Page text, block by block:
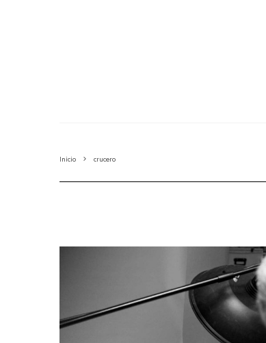
Inicio crucero